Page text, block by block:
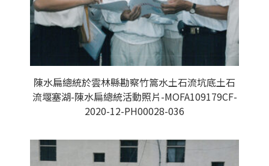
陳水扁總統於雲林縣勘察竹篙水土石流坑底土石
流堰塞湖-陳水扁總統活動照片-MOFA109179CF-
2020-12-PH00028-036